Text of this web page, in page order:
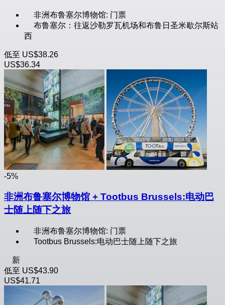
非洲布鲁塞尔博物馆: 门票
布鲁塞尔：往返沙勒罗瓦机场和布鲁日圣米歇尔斯站
西
低至 US$38.26
US$36.34
-5%
非洲布鲁塞尔博物馆 + Tootbus Brussels:电动巴
士随上随下之旅
非洲布鲁塞尔博物馆: 门票
Tootbus Brussels:电动巴士随上随下之旅
新
低至 US$43.90
US$41.71